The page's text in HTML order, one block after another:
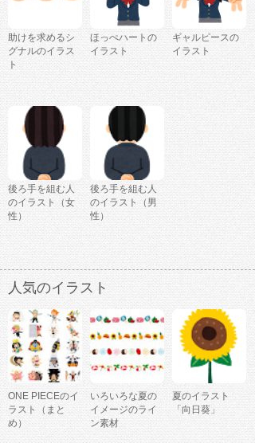
助けを求めるシ
グナルのイラス
ト
ほっぺハートの
イラスト
ギャルピースの
イラスト
後ろ手を組む人
のイラスト（女
性）
後ろ手を組む人
のイラスト（男
性）
人気のイラスト
ONE PIECEのイ
ラスト（まと
め）
いろいろな夏の
イメージのライ
ン素材
夏のイラスト
「向日葵」